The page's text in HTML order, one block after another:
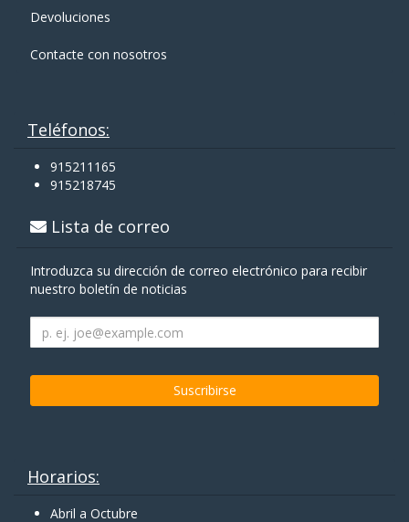
Devoluciones
Contacte con nosotros
Teléfonos:
915211165
915218745
Lista de correo
Introduzca su dirección de correo electrónico para recibir
nuestro boletín de noticias
Horarios:
Abril a Octubre